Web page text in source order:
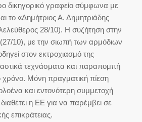
δικηγορικό γραφείο σύμφωνα με
το «Δημήτριος Α. Δημητριάδης
28/10). Η συζήτηση στην
10), με την σιωπή των αρμόδιων
στον εκτροχιασμό της
τεχνάσματα και παραπομπή
χρόνο. Μόνη πραγματική πίεση
και εντονότερη συμμετοχή
η ΕΕ για να παρέμβει σε
επικράτειας.